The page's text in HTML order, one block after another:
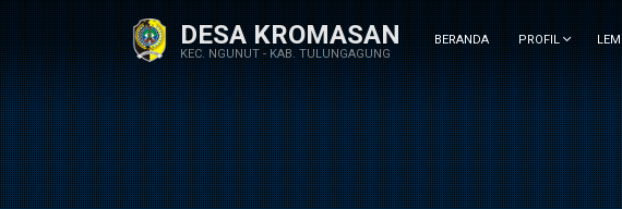
DESA KROMASAN
KEC. NGUNUT - KAB. TULUNGAGUNG
BERANDA PROFIL